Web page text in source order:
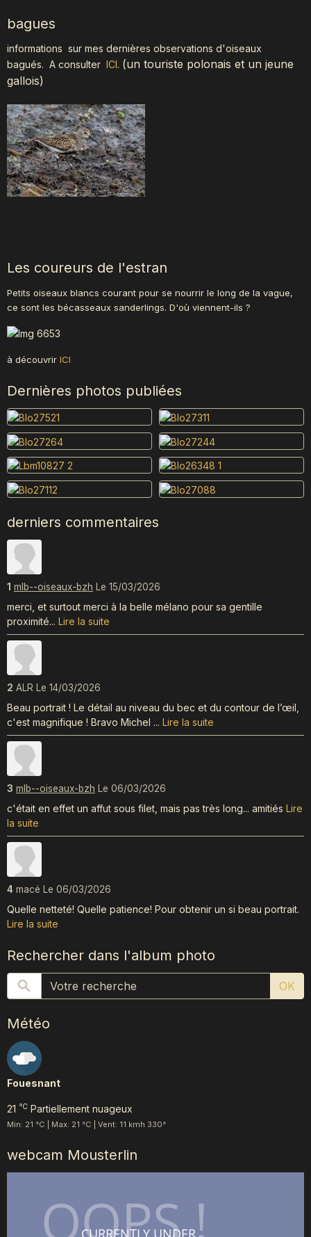
bagues
informations sur mes dernières observations d'oiseaux
bagués. A consulter ICI. (un touriste polonais et un jeune
gallois)
Les coureurs de l'estran
Petits oiseaux blancs courant pour se nourrir le long de la vague,
ce sont les bécasseaux sanderlings. D'où viennent-ils ?
à découvrir ICI
Dernières photos publiées
derniers commentaires
1 mlb--oiseaux-bzh Le 15/03/2026
merci, et surtout merci à la belle mélano pour sa gentille
proximité... Lire la suite
2 ALR Le 14/03/2026
Beau portrait ! Le détail au niveau du bec et du contour de l’œil,
c'est magnifique ! Bravo Michel ... Lire la suite
3 mlb--oiseaux-bzh Le 06/03/2026
c'était en effet un affut sous filet, mais pas très long... amitiés Lire
la suite
4 macé Le 06/03/2026
Quelle netteté! Quelle patience! Pour obtenir un si beau portrait.
Lire la suite
Rechercher dans l'album photo
OK
Météo
Fouesnant
21 °C Partiellement nuageux
Min: 21 °C | Max: 21 °C | Vent: 11 kmh 330°
webcam Mousterlin